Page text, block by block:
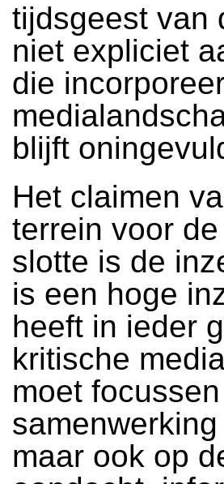
tijdsgeest van
niet expliciet
die
blijft
Het claimen
terrein voor
slotte is de
is een hoge
heeft in ieder
kritische
moet
maar ook op